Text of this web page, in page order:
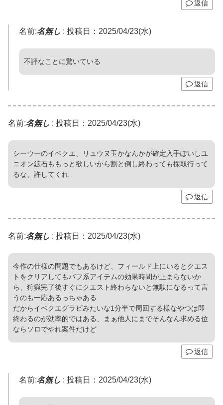
返信
名前:名無し : 投稿日：2025/04/23(水)
不評なことに驚いている
返信
名前:名無し : 投稿日：2025/04/23(水)
シーウーのイベクエ、リュウヌ玉かなんかが確定入手ぽいしユ
ニオン鉱石ももっと欲しいから割と倒し終わっても採取行って
るな、許してくれ
返信
名前:名無し : 投稿日：2025/04/23(水)
今作の仕様の問題でもあるけど、フィールド上にいるとクエス
トをクリアしてもバフ系アイテムの効果時間が止まらないか
ら、狩猟完了後すぐにクエスト終わらないと無駄になるって言
うのも一応あるっちゃある
だからイベクエグラビみたいな1分半で周回する様なやつは即
終わるのが効率的ではある、まぁ他人にまでそんなん求める位
ならソロでやれ案件だけど
返信
名前:名無し : 投稿日：2025/04/23(水)